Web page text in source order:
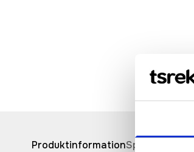
ProduktinformationSpecifikationer